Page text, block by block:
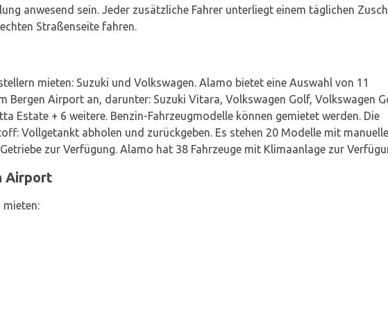
anwesend sein. Jeder zusätzliche Fahrer unterliegt einem täglichen
Straßenseite fahren.
mieten: Suzuki und Volkswagen. Alamo bietet eine Auswahl von 11
Bergen Airport an, darunter: Suzuki Vitara, Volkswagen Golf, Volkswagen
Estate + 6 weitere. Benzin-Fahrzeugmodelle können gemietet werden. Die
Vollgetankt abholen und zurückgeben. Es stehen 20 Modelle mit
zur Verfügung. Alamo hat 38 Fahrzeuge mit Klimaanlage zur
Airport
mieten: